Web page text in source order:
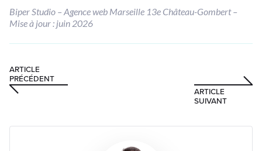
Biper Studio – Agence web Marseille 13e Château-Gombert –
Mise à jour : juin 2026
ARTICLE
PRÉCÉDENT
ARTICLE
SUIVANT